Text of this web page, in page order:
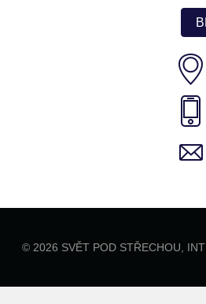
© 2026 SVĚT POD STŘECHOU,